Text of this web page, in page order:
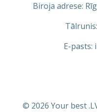
Biroja adrese:
E-pasts:
© 2026 Your best